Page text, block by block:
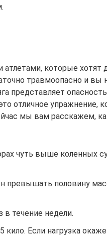
которые хотят
травмоопасно и вы
представляет
отличное упражнение,
мы вам расскажем,
чуть выше коленных
превышать половину
в течение недели.
Если нагрузка